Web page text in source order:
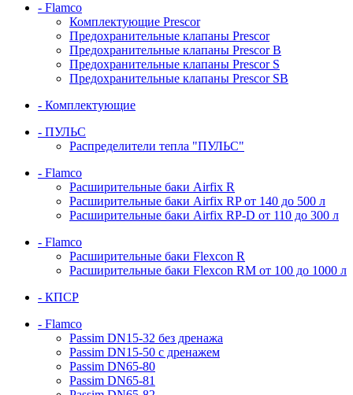
- Flamco
Комплектующие Prescor
Предохранительные клапаны Prescor
Предохранительные клапаны Prescor B
Предохранительные клапаны Prescor S
Предохранительные клапаны Prescor SB
- Комплектующие
- ПУЛЬС
Распределители тепла "ПУЛЬС"
- Flamco
Расширительные баки Airfix R
Расширительные баки Airfix RP от 140 до 500 л
Расширительные баки Airfix RP-D от 110 до 300 л
- Flamco
Расширительные баки Flexcon R
Расширительные баки Flexcon RM от 100 до 1000 л
- КПСР
- Flamco
Passim DN15-32 без дренажа
Passim DN15-50 с дренажем
Passim DN65-80
Passim DN65-81